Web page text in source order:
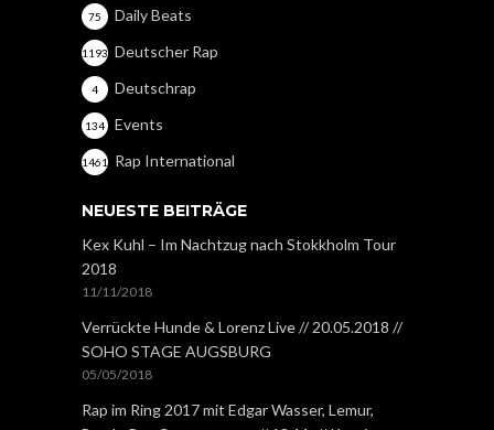
Daily Beats
75
Deutscher Rap
1193
Deutschrap
4
Events
134
Rap International
1461
NEUESTE BEITRÄGE
Kex Kuhl – Im Nachtzug nach Stokkholm Tour
2018
11/11/2018
Verrückte Hunde & Lorenz Live // 20.05.2018 //
SOHO STAGE AUGSBURG
05/05/2018
Rap im Ring 2017 mit Edgar Wasser, Lemur,